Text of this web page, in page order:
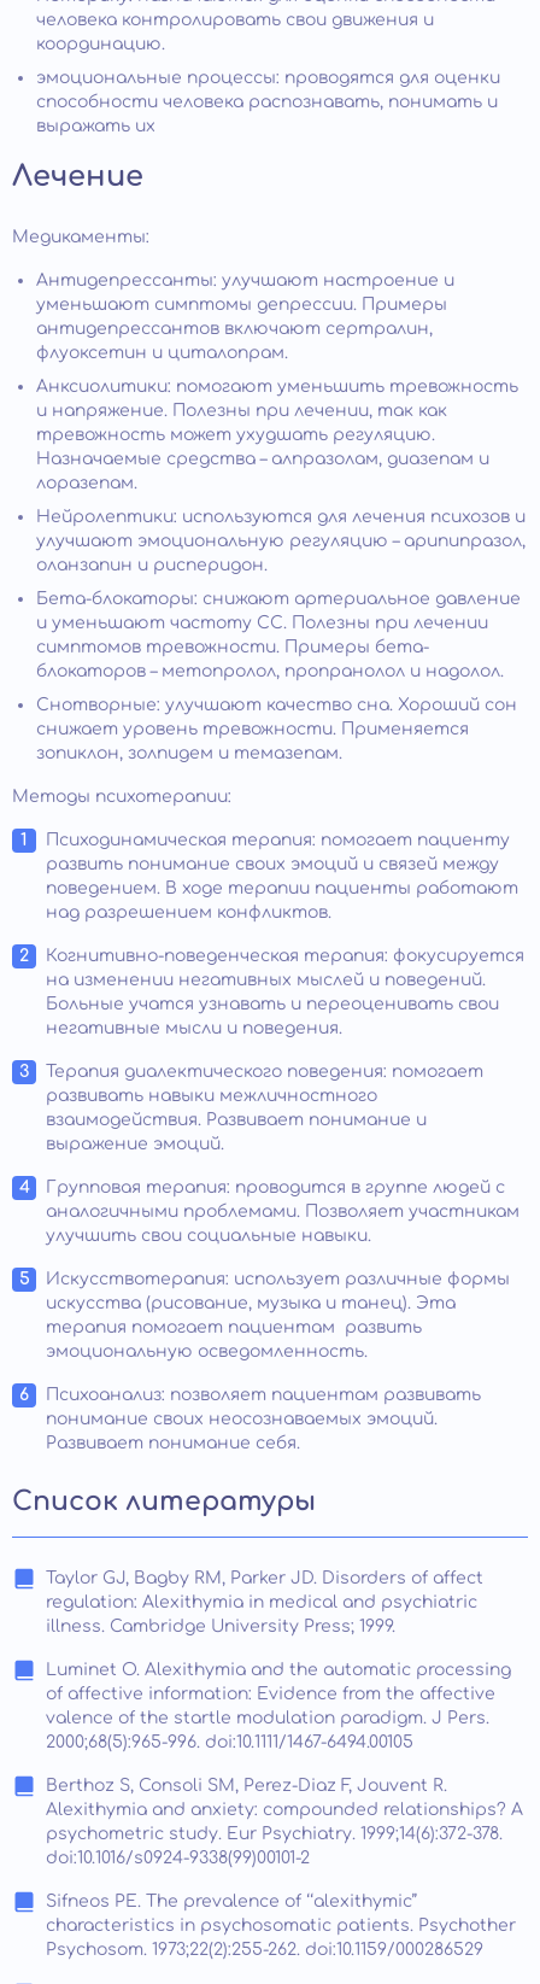
человека контролировать свои движения и
координацию.
эмоциональные процессы: проводятся для оценки
способности человека распознавать, понимать и
выражать их
Лечение
Медикаменты:
Антидепрессанты: улучшают настроение и
уменьшают симптомы депрессии. Примеры
антидепрессантов включают сертралин,
флуоксетин и циталопрам.
Анксиолитики: помогают уменьшить тревожность
и напряжение. Полезны при лечении, так как
тревожность может ухудшать регуляцию.
Назначаемые средства – алпразолам, диазепам и
лоразепам.
Нейролептики: используются для лечения психозов и
улучшают эмоциональную регуляцию – арипипразол,
оланзапин и рисперидон.
Бета-блокаторы: снижают артериальное давление
и уменьшают частоту СС. Полезны при лечении
симптомов тревожности. Примеры бета-
блокаторов – метопролол, пропранолол и надолол.
Снотворные: улучшают качество сна. Хороший сон
снижает уровень тревожности. Применяется
зопиклон, золпидем и темазепам.
Методы психотерапии:
Психодинамическая терапия: помогает пациенту
развить понимание своих эмоций и связей между
поведением. В ходе терапии пациенты работают
над разрешением конфликтов.
Когнитивно-поведенческая терапия: фокусируется
на изменении негативных мыслей и поведений.
Больные учатся узнавать и переоценивать свои
негативные мысли и поведения.
Терапия диалектического поведения: помогает
развивать навыки межличностного
взаимодействия. Развивает понимание и
выражение эмоций.
Групповая терапия: проводится в группе людей с
аналогичными проблемами. Позволяет участникам
улучшить свои социальные навыки.
Искусствотерапия: использует различные формы
искусства (рисование, музыка и танец). Эта
терапия помогает пациентам развить
эмоциональную осведомленность.
Психоанализ: позволяет пациентам развивать
понимание своих неосознаваемых эмоций.
Развивает понимание себя.
Список литературы
Taylor GJ, Bagby RM, Parker JD. Disorders of affect
regulation: Alexithymia in medical and psychiatric
illness. Cambridge University Press; 1999.
Luminet O. Alexithymia and the automatic processing
of affective information: Evidence from the affective
valence of the startle modulation paradigm. J Pers.
2000;68(5):965-996. doi:10.1111/1467-6494.00105
Berthoz S, Consoli SM, Perez-Diaz F, Jouvent R.
Alexithymia and anxiety: compounded relationships? A
psychometric study. Eur Psychiatry. 1999;14(6):372-378.
doi:10.1016/s0924-9338(99)00101-2
Sifneos PE. The prevalence of ‘‘alexithymic’’
characteristics in psychosomatic patients. Psychother
Psychosom. 1973;22(2):255-262. doi:10.1159/000286529